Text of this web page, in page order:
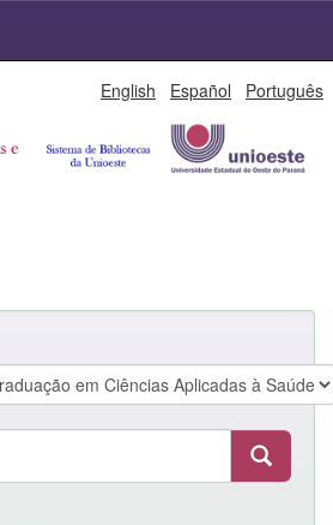
English Español Português